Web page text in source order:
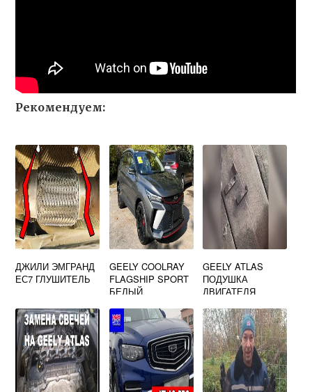
Рекомендуем:
ДЖИЛИ ЭМГРАНД
ЕС7 ГЛУШИТЕЛЬ
GEELY COOLRAY
FLAGSHIP SPORT
БЕЛЫЙ
GEELY ATLAS
ПОДУШКА
ДВИГАТЕЛЯ